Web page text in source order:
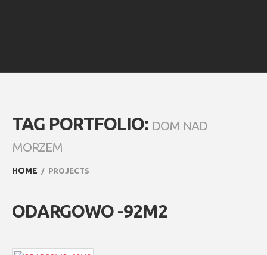
TAG PORTFOLIO: DOM NAD
MORZEM
HOME PROJECTS
ODARGOWO -92M2